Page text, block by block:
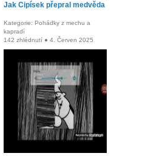
Jak Cipísek přepral medvěda
Kategorie: Pohádky z mechu a
kapradí
142 zhlédnutí ● 4. Červen 2025